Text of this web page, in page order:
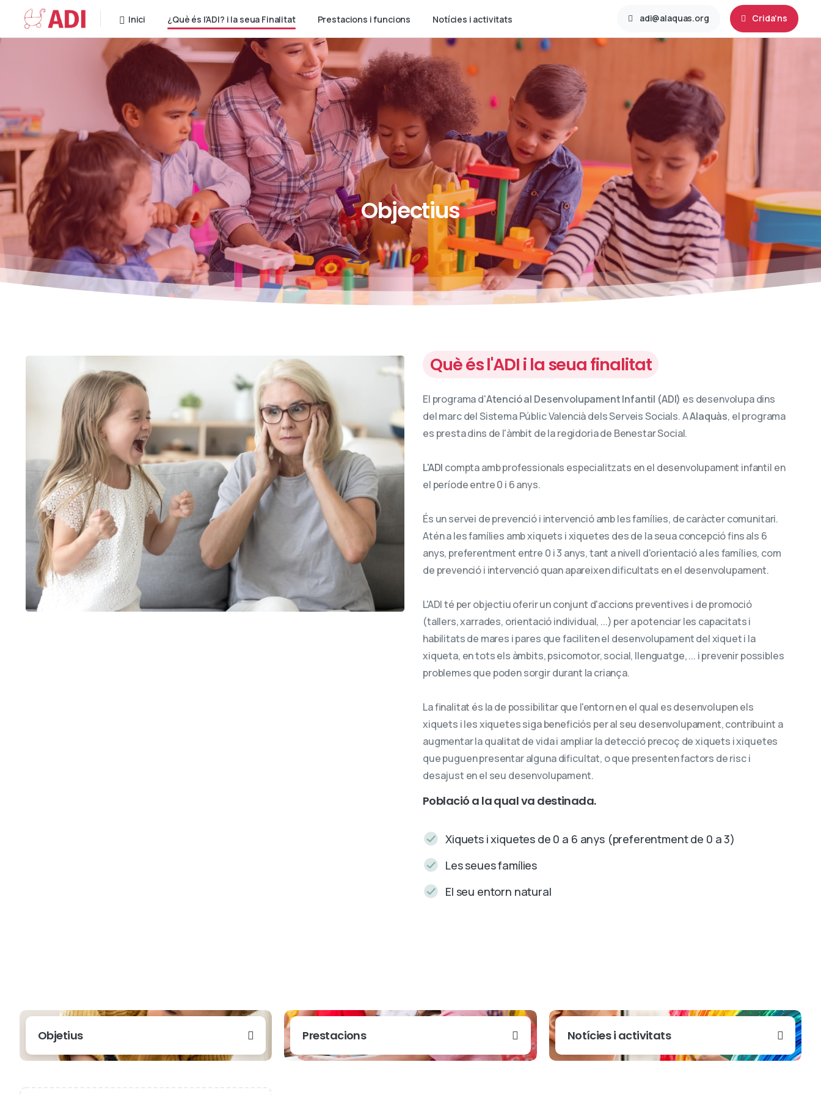
Inici ¿Què és l’ADI? i la seua Finalitat Prestacions i funcions Notícies i activitats adi@alaquas.org Crida'ns
Objectius
Què és l'ADI i la seua finalitat
El programa d'Atenció al Desenvolupament Infantil (ADI) es desenvolupa dins
del marc del Sistema Públic Valencià dels Serveis Socials. AAlaquàs, el programa
es presta dins de l'àmbit de la regidoria de Benestar Social.
L'ADI compta amb professionals especialitzats en el desenvolupament infantil en
el període entre 0 i 6 anys.
És un servei de prevenció i intervenció amb les famílies, de caràcter comunitari.
Atén a les famílies amb xiquets i xiquetes des de la seua concepció fins als 6
anys, preferentment entre 0 i 3 anys, tant a nivell d'orientació a les famílies, com
de prevenció i intervenció quan apareixen dificultats en el desenvolupament.
L'ADI té per objectiu oferir un conjunt d'accions preventives i de promoció
(tallers, xarrades, orientació individual, ...) per a potenciar les capacitats i
habilitats de mares i pares que faciliten el desenvolupament del xiquet i la
xiqueta, en tots els àmbits, psicomotor, social, llenguatge, ... i prevenir possibles
problemes que poden sorgir durant la criança.
La finalitat és la de possibilitar que l'entorn en el qual es desenvolupen els
xiquets i les xiquetes siga beneficiós per al seu desenvolupament, contribuint a
augmentar la qualitat de vida i ampliar la detecció precoç de xiquets i xiquetes
que puguen presentar alguna dificultat, o que presenten factors de risc i
desajust en el seu desenvolupament.
Població a laqualva destinada.
Xiquets i xiquetes de 0 a 6 anys (preferentment de 0 a 3)
Les seues famílies
El seu entorn natural
Objetius Prestacions Notícies i activitats